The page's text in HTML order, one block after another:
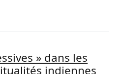
» dans les
indiennes